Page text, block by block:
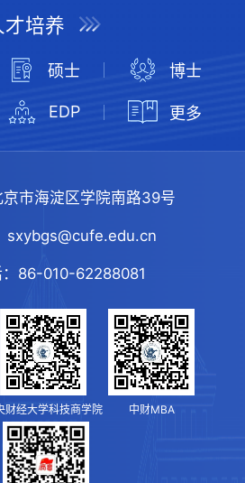
才培养
硕士 博士
EDP 更多
京市海淀区学院南路39号
sxybgs@cufe.edu.cn
86-010-62288081
财经大学科技商学院 中财MBA